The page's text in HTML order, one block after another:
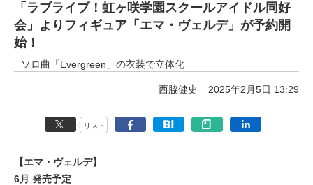
「ラブライブ！虹ヶ咲学園スクールアイドル同好
会」よりフィギュア「エマ・ヴェルデ」が予約開
始！
ソロ曲「Evergreen」の衣装で立体化
西脇健史 2025年2月5日 13:29
リスト
【エマ・ヴェルデ】
6月 発売予定